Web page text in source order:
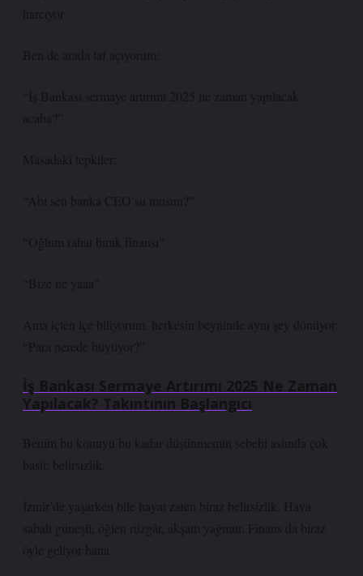
harcıyor
Ben de arada laf açıyorum:
“İş Bankası sermaye artırımı 2025 ne zaman yapılacak
acaba?”
Masadaki tepkiler:
“Abi sen banka CEO’su musun?”
“Oğlum rahat bırak finansı”
“Bize ne yaaa”
Ama içten içe biliyorum, herkesin beyninde aynı şey dönüyor:
“Para nerede büyüyor?”
İş Bankası Sermaye Artırımı 2025 Ne Zaman
Yapılacak? Takıntının Başlangıcı
Benim bu konuyu bu kadar düşünmemin sebebi aslında çok
basit: belirsizlik.
İzmir’de yaşarken bile hayat zaten biraz belirsizlik. Hava
sabah güneşli, öğlen rüzgâr, akşam yağmur. Finans da biraz
öyle geliyor bana.